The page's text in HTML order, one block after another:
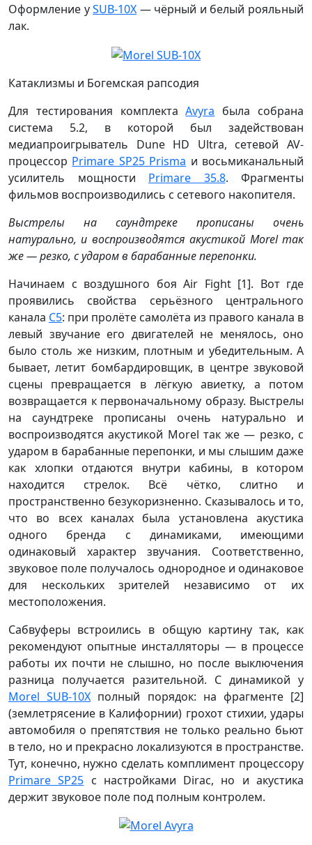
Оформление уSUB-10X — чёрный и белый рояльный
лак.
Катаклизмы и Богемская рапсодия
Для тестирования комплектаAvyra была собрана
система 5.2, в которой был задействован
медиапроигрыватель Dune HD Ultra, сетевой AV-
процессор Primare SP25 Prisma и восьмиканальный
усилитель мощности Primare 35.8. Фрагменты
фильмов воспроизводились с сетевого накопителя.
Выстрелы на саундтреке прописаны очень
натурально, и воспроизводятся акустикой Morel так
же — резко, с ударом в барабанные перепонки.
Начинаем с воздушного боя Air Fight [1]. Вот где
проявились свойства серьёзного центрального
канала С5: при пролёте самолёта из правого канала в
левый звучание его двигателей не менялось, оно
было столь же низким, плотным и убедительным. А
бывает, летит бомбардировщик, в центре звуковой
сцены превращается в лёгкую авиетку, а потом
возвращается к первоначальному образу. Выстрелы
на саундтреке прописаны очень натурально и
воспроизводятся акустикой Morel так же — резко, с
ударом в барабанные перепонки, и мы слышим даже
как хлопки отдаются внутри кабины, в котором
находится стрелок. Всё чётко, слитно и
пространственно безукоризненно. Сказывалось и то,
что во всех каналах была установлена акустика
одного бренда с динамиками, имеющими
одинаковый характер звучания. Соответственно,
звуковое поле получалось однородное и одинаковое
для нескольких зрителей независимо от их
местоположения.
Сабвуферы встроились в общую картину так, как
рекомендуют опытные инсталляторы — в процессе
работы их почти не слышно, но после выключения
разница получается разительной. С динамикой у
Morel SUB-10X полный порядок: на фрагменте [2]
(землетрясение в Калифорнии) грохот стихии, удары
автомобиля о препятствия не только реально бьют
в тело, но и прекрасно локализуются в пространстве.
Тут, конечно, нужно сделать комплимент процессору
Primare SP25 с настройками Dirac, но и акустика
держит звуковое поле под полным контролем.